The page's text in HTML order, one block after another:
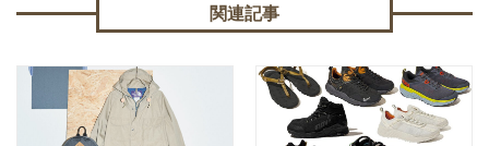
関連記事